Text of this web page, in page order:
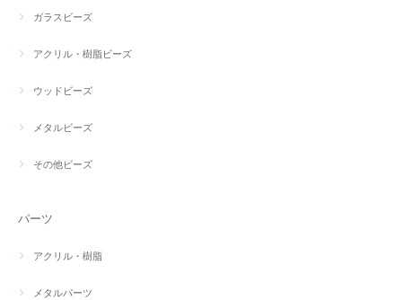
ガラスビーズ
アクリル・樹脂ビーズ
ウッドビーズ
メタルビーズ
その他ビーズ
パーツ
アクリル・樹脂
メタルパーツ